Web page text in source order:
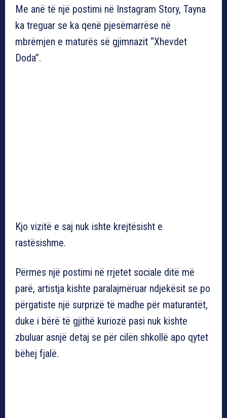
Me anë të një postimi në Instagram Story, Tayna
ka treguar se ka qenë pjesëmarrëse në
mbrëmjen e maturës së gjimnazit “Xhevdet
Doda”.
Kjo vizitë e saj nuk ishte krejtësisht e
rastësishme.
Përmes një postimi në rrjetet sociale ditë më
parë, artistja kishte paralajmëruar ndjekësit se po
përgatiste një surprizë të madhe për maturantët,
duke i bërë të gjithë kuriozë pasi nuk kishte
zbuluar asnjë detaj se për cilën shkollë apo qytet
bëhej fjalë.